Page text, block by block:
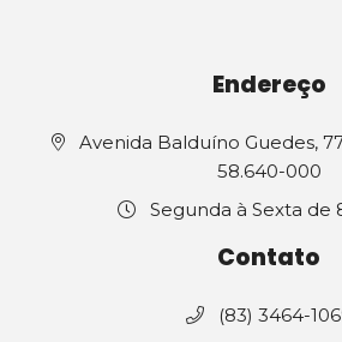
Endereço
Avenida Balduíno Guedes,
58.640-000
Segunda à Sexta de
Contato
(83) 3464-